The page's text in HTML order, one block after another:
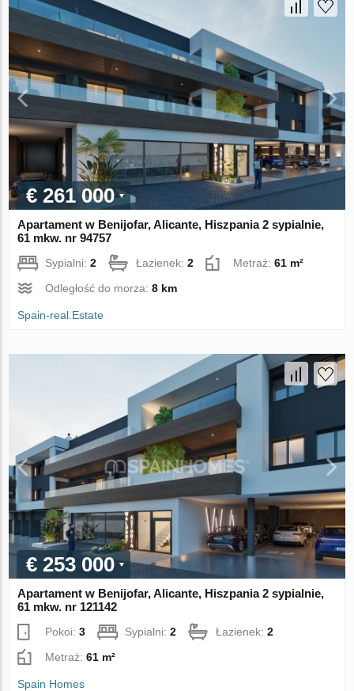
€ 261 000
Apartament w Benijofar, Alicante, Hiszpania 2 sypialnie,
61 mkw. nr 94757
Sypialni:2 Łazienek:2 Metraż:61 m²
Odległość do morza:8 km
Spain-real.Estate
€ 253 000
Apartament w Benijofar, Alicante, Hiszpania 2 sypialnie,
61 mkw. nr 121142
Pokoi:3 Sypialni:2 Łazienek:2
Metraż:61 m²
Spain Homes